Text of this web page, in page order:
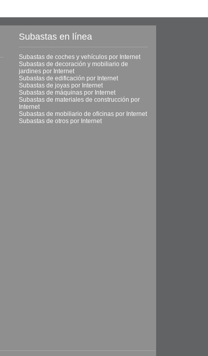
Subastas en línea
Subastas de coches y vehículos por Internet
Subastas de decoración y mobiliario de
jardines por Internet
Subastas de edificación por Internet
Subastas de joyas por Internet
Subastas de máquinas por Internet
Subastas de materiales de construcción por
Internet
Subastas de mobiliario de oficinas por Internet
Subastas de otros por Internet